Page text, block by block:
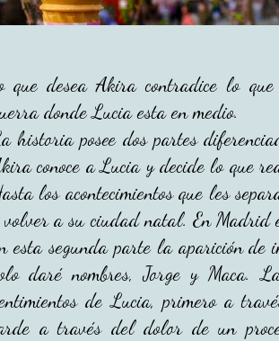
que desea Akira contradice lo
donde Lucia esta en medio.
historia posee dos partes
conoce a Lucia y decide lo que
los acontecimientos que les
volver a su ciudad natal. En Madrid
esta segunda parte la aparición de
daré nombres, Jorge y Maca.
de Lucia, primero a
a través del dolor de un